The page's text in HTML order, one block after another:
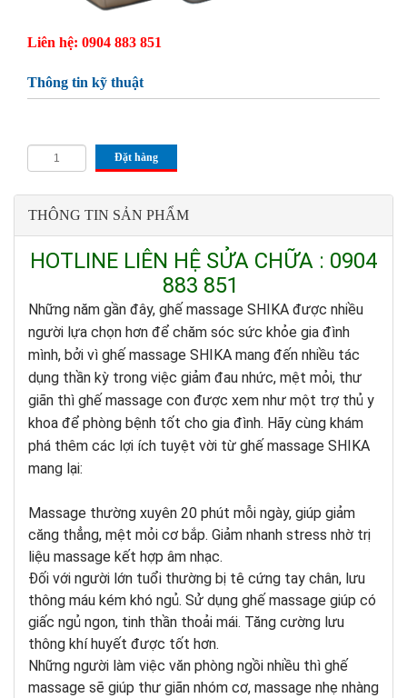
Liên hệ: 0904 883 851
Thông tin kỹ thuật
Đặt hàng
THÔNG TIN SẢN PHẨM
HOTLINE LIÊN HỆ SỬA CHỮA : 0904
883 851
Những năm gần đây, ghế massage SHIKA được nhiều
người lựa chọn hơn để chăm sóc sức khỏe gia đình
mình, bởi vì ghế massage SHIKA mang đến nhiều tác
dụng thần kỳ trong việc giảm đau nhức, mệt mỏi, thư
giãn thì ghế massage con được xem như một trợ thủ y
khoa để phòng bệnh tốt cho gia đình. Hãy cùng khám
phá thêm các lợi ích tuyệt vời từ ghế massage SHIKA
mang lại:
Massage thường xuyên 20 phút mỗi ngày, giúp giảm
căng thẳng, mệt mỏi cơ bắp. Giảm nhanh stress nhờ trị
liệu massage kết hợp âm nhạc.
Đối với người lớn tuổi thường bị tê cứng tay chân, lưu
thông máu kém khó ngủ. Sử dụng ghế massage giúp có
giấc ngủ ngon, tinh thần thoải mái. Tăng cường lưu
thông khí huyết được tốt hơn.
Những người làm việc văn phòng ngồi nhiều thì ghế
massage sẽ giúp thư giãn nhóm cơ, massage nhẹ nhàng